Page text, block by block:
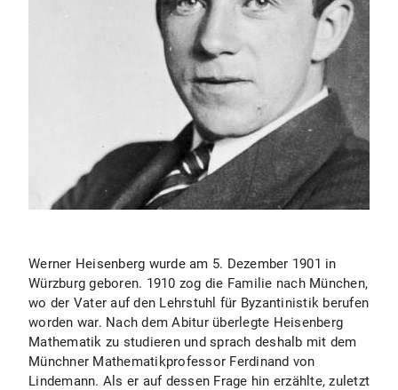
Werner Heisenberg wurde am 5. Dezember 1901 in
Würzburg geboren. 1910 zog die Familie nach München,
wo der Vater auf den Lehrstuhl für Byzantinistik berufen
worden war. Nach dem Abitur überlegte Heisenberg
Mathematik zu studieren und sprach deshalb mit dem
Münchner Mathematikprofessor Ferdinand von
Lindemann. Als er auf dessen Frage hin erzählte, zuletzt